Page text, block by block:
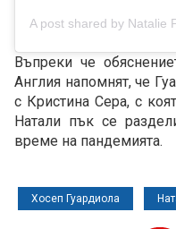
Въпреки че
Англия напомнят, че
с Кристина Сера, с
Натали пък се
време на пандемията.
Хосеп Гуардиола